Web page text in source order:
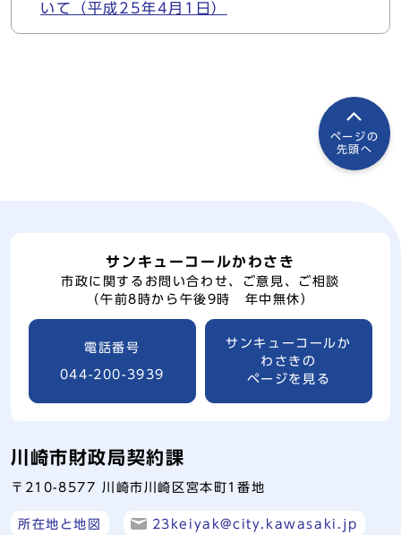
いて（平成25年4月1日）
ページの
先頭へ
サンキューコールかわさき
市政に関するお問い合わせ、ご意見、ご相談
（午前8時から午後9時 年中無休）
電話番号
044-200-3939
サンキューコールか
わさきの
ページを見る
川崎市財政局契約課
〒210-8577 川崎市川崎区宮本町1番地
所在地と地図 23keiyak@city.kawasaki.jp